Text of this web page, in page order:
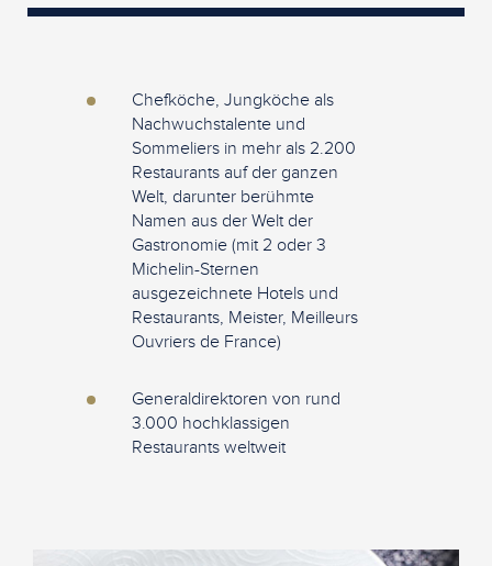
Chefköche, Jungköche als
Nachwuchstalente und
Sommeliers in mehr als 2.200
Restaurants auf der ganzen
Welt, darunter berühmte
Namen aus der Welt der
Gastronomie (mit 2 oder 3
Michelin-Sternen
ausgezeichnete Hotels und
Restaurants, Meister, Meilleurs
Ouvriers de France)
Generaldirektoren von rund
3.000 hochklassigen
Restaurants weltweit